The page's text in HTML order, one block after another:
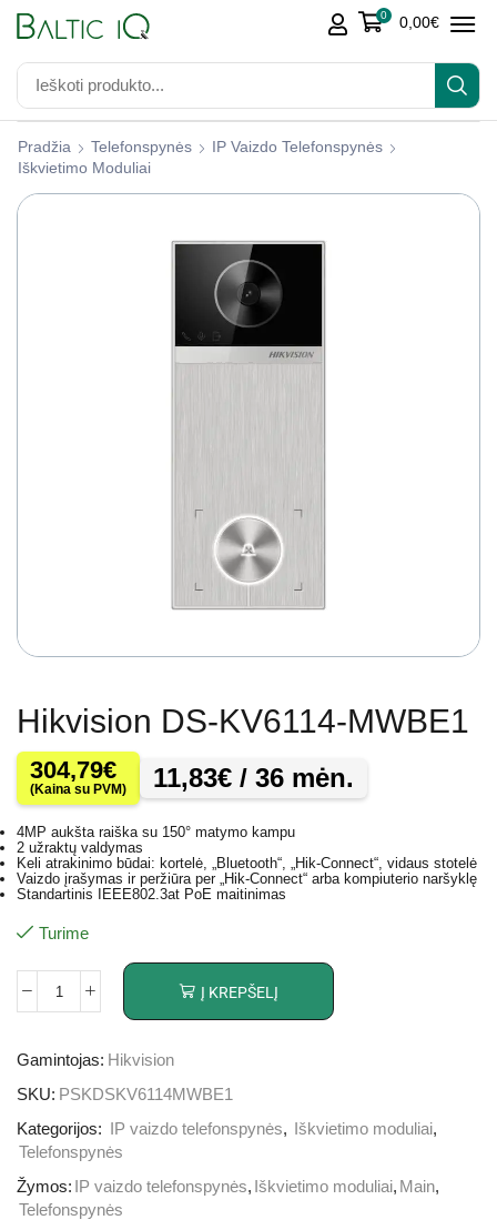
0 0,00€
Pradžia Telefonspynės
IP Vaizdo Telefonspynės
Iškvietimo Moduliai
Hikvision DS-KV6114-MWBE1
304,79€
(Kaina su PVM) 11,83€ / 36 mėn.
4MP aukšta raiška su 150° matymo kampu
2 užraktų valdymas
Keli atrakinimo būdai: kortelė, „Bluetooth“, „Hik-Connect“, vidaus stotelė
Vaizdo įrašymas ir peržiūra per „Hik-Connect“ arba kompiuterio naršyklę
Standartinis IEEE802.3at PoE maitinimas
Turime
Į KREPŠELĮ
Gamintojas: Hikvision
SKU: PSKDSKV6114MWBE1
Kategorijos:
IP vaizdo telefonspynės, Iškvietimo moduliai,
Telefonspynės
Žymos: IP vaizdo telefonspynės, Iškvietimo moduliai, Main,
Telefonspynės